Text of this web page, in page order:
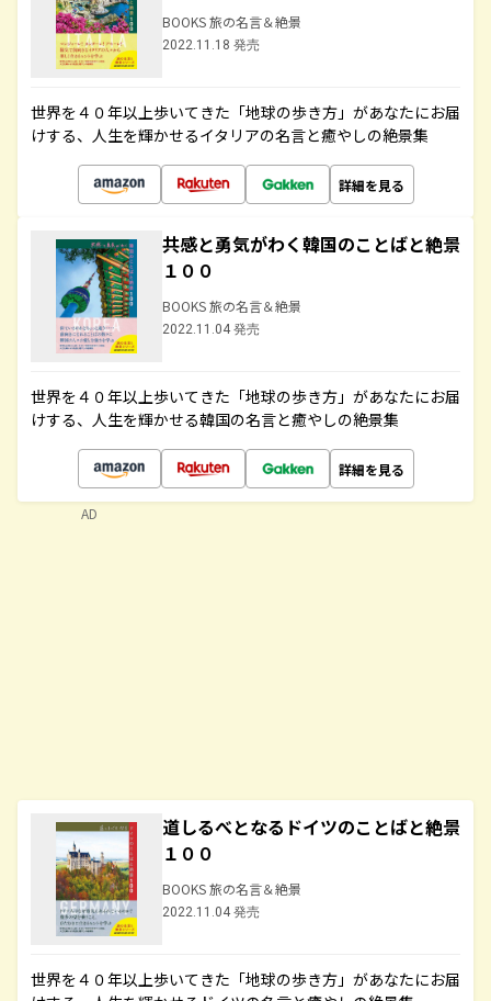
BOOKS 旅の名言＆絶景
2022.11.18 発売
世界を４０年以上歩いてきた「地球の歩き方」があなたにお届
けする、人生を輝かせるイタリアの名言と癒やしの絶景集
詳細を見る
共感と勇気がわく韓国のことばと絶景
１００
BOOKS 旅の名言＆絶景
2022.11.04 発売
世界を４０年以上歩いてきた「地球の歩き方」があなたにお届
けする、人生を輝かせる韓国の名言と癒やしの絶景集
詳細を見る
道しるべとなるドイツのことばと絶景
１００
BOOKS 旅の名言＆絶景
2022.11.04 発売
世界を４０年以上歩いてきた「地球の歩き方」があなたにお届
AD